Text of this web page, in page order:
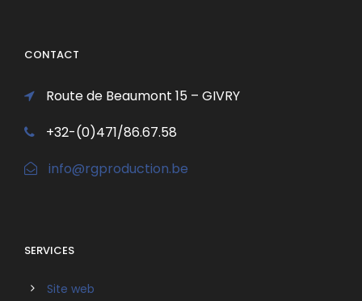
CONTACT
Route de Beaumont 15 – GIVRY
+32-(0)471/86.67.58
info@rgproduction.be
SERVICES
Site web